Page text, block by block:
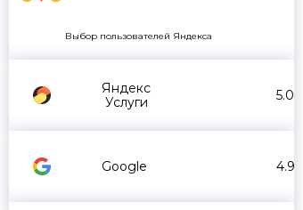
Выбор пользователей Яндекса
Яндекс
Услуги
5.0
Google 4.9